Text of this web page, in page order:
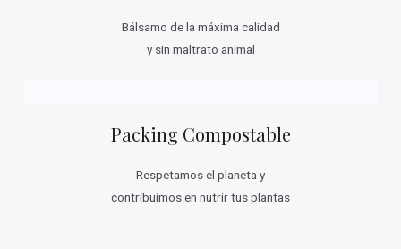
Bálsamo de la máxima calidad
y sin maltrato animal
Packing Compostable
Respetamos el planeta y
contribuimos en nutrir tus plantas